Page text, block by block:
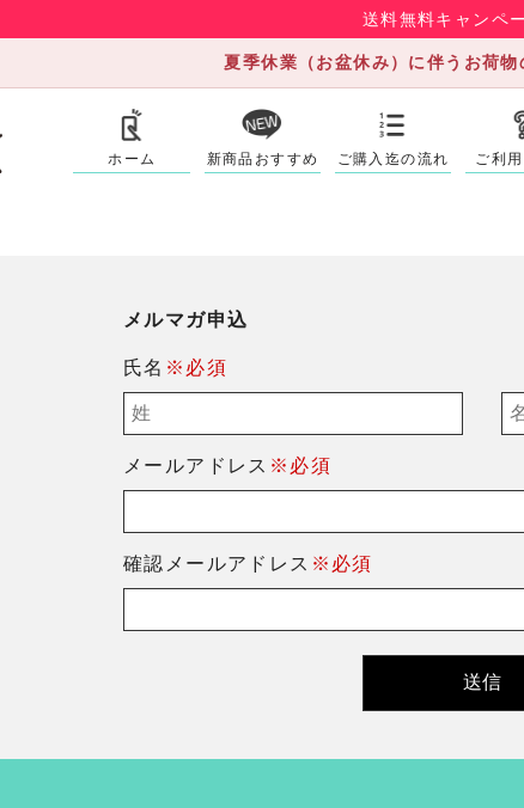
送料無料キャンペ
夏季休業（お盆休み）に伴うお荷
ホーム 新商品おすすめ ご購入迄の流れ ご利
メルマガ申込
氏名 ※必須
メールアドレス ※必須
確認メールアドレス ※必須